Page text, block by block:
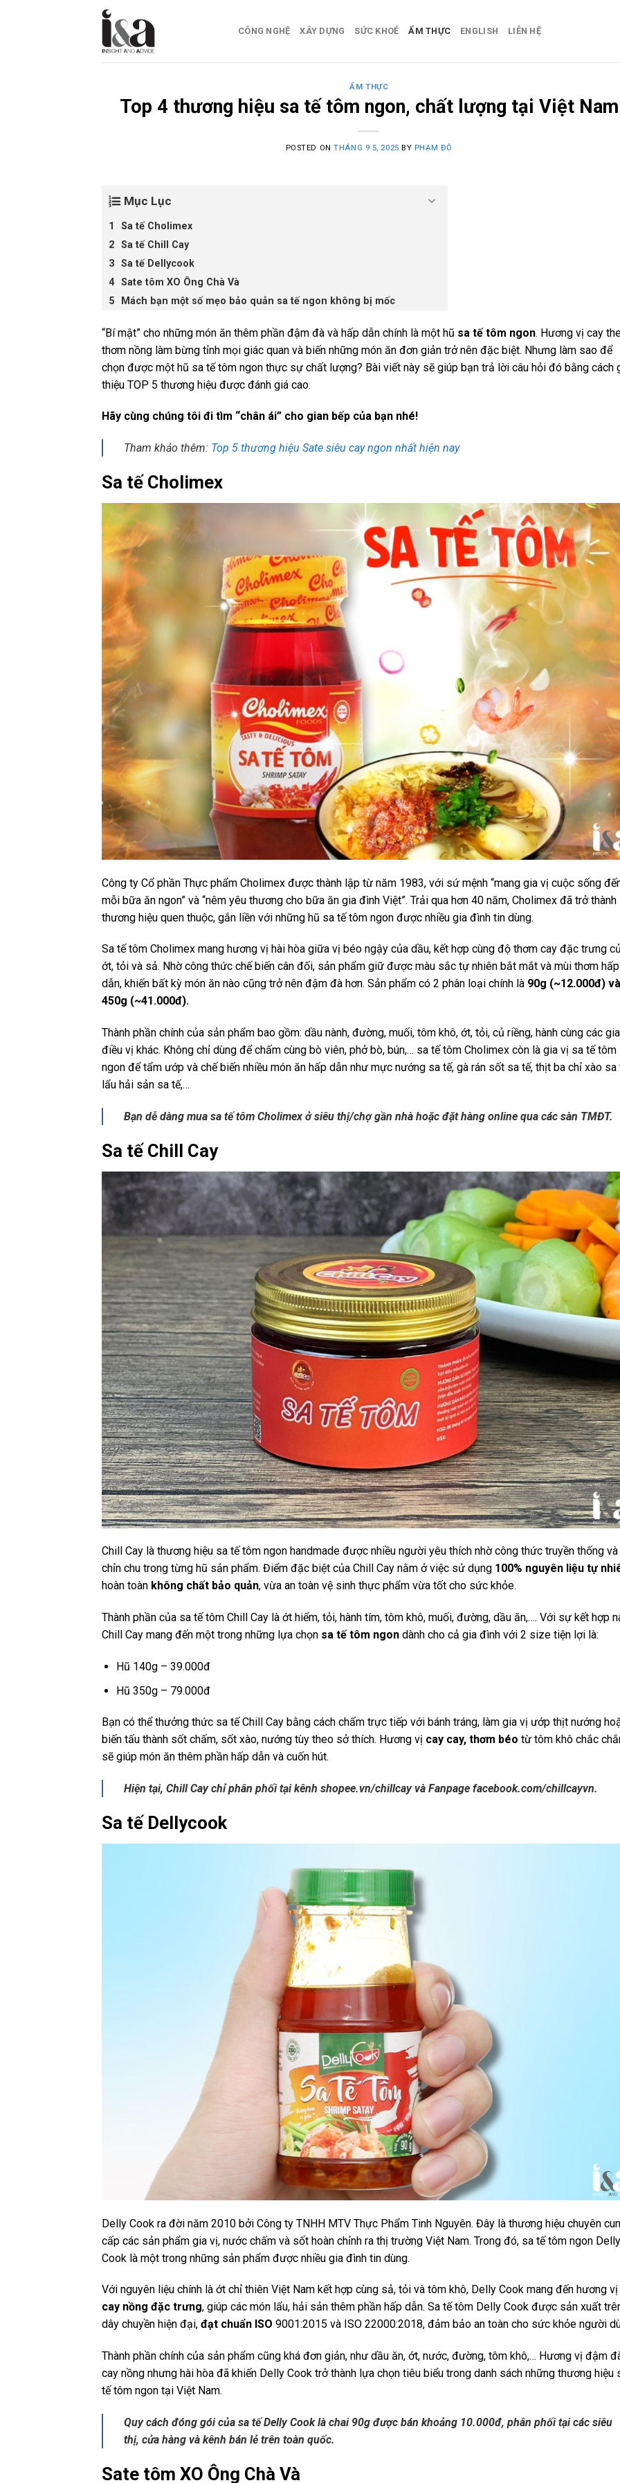
CÔNG NGHỆ XÂY DỰNG SỨC KHOẺ ẨM THỰC ENGLISH LIÊN HỆ
ẨM THỰC
Top 4 thương hiệu sa tế tôm ngon, chất lượng tại Việt Nam
POSTED ONTHÁNG 9 5, 2025 BY PHẠM ĐÔ
Mục Lục
Sa tế Cholimex
Sa tế Chill Cay
Sa tế Dellycook
Sate tôm XO Ông Chà Và
Mách bạn một số mẹo bảo quản sa tế ngon không bị mốc
“Bí mật” cho những món ăn thêm phần đậm đà và hấp dẫn chính là một hũ sa tế tôm ngon. Hương vị cay
thơm nồng làm bừng tỉnh mọi giác quan và biến những món ăn đơn giản trở nên đặc biệt. Nhưng làm sao để
chọn được một hũ sa tế tôm ngon thực sự chất lượng? Bài viết này sẽ giúp bạn trả lời câu hỏi đó bằng cách
thiệu TOP 5 thương hiệu được đánh giá cao.
Hãy cùng chúng tôi đi tìm “chân ái” cho gian bếp của bạn nhé!
Tham khảo thêm: Top 5 thương hiệu Sate siêu cay ngon nhất hiện nay
Sa tế Cholimex
Công ty Cổ phần Thực phẩm Cholimex được thành lập từ năm 1983, với sứ mệnh “mang gia vị cuộc sống
mỗi bữa ăn ngon” và “nêm yêu thương cho bữa ăn gia đình Việt”. Trải qua hơn 40 năm, Cholimex đã trở thành
thương hiệu quen thuộc, gắn liền với những hũ sa tế tôm ngon được nhiều gia đình tin dùng.
Sa tế tôm Cholimex mang hương vị hài hòa giữa vị béo ngậy của dầu, kết hợp cùng độ thơm cay đặc trưng
ớt, tỏi và sả. Nhờ công thức chế biến cân đối, sản phẩm giữ được màu sắc tự nhiên bắt mắt và mùi thơm hấp
dẫn, khiến bất kỳ món ăn nào cũng trở nên đậm đà hơn. Sản phẩm có 2 phân loại chính là 90g (~12.000đ) và
450g (~41.000đ).
Thành phần chính của sản phẩm bao gồm: dầu nành, đường, muối, tôm khô, ớt, tỏi, củ riềng, hành cùng các
điều vị khác. Không chỉ dùng để chấm cùng bò viên, phở bò, bún,… sa tế tôm Cholimex còn là gia vị sa tế tôm
ngon để tẩm ướp và chế biến nhiều món ăn hấp dẫn như mực nướng sa tế, gà rán sốt sa tế, thịt ba chỉ xào sa
lẩu hải sản sa tế,…
Bạn dễ dàng mua sa tế tôm Cholimex ở siêu thị/chợ gần nhà hoặc đặt hàng online qua các sàn TMĐT.
Sa tế Chill Cay
Chill Cay là thương hiệu sa tế tôm ngon handmade được nhiều người yêu thích nhờ công thức truyền thống
chỉn chu trong từng hũ sản phẩm. Điểm đặc biệt của Chill Cay nằm ở việc sử dụng 100% nguyên liệu tự
hoàn toàn không chất bảo quản, vừa an toàn vệ sinh thực phẩm vừa tốt cho sức khỏe.
Thành phần của sa tế tôm Chill Cay là ớt hiểm, tỏi, hành tím, tôm khô, muối, đường, dầu ăn,…. Với sự kết hợp
Chill Cay mang đến một trong những lựa chọn sa tế tôm ngon dành cho cả gia đình với 2 size tiện lợi là:
Hũ 140g – 39.000đ
Hũ 350g – 79.000đ
Bạn có thể thưởng thức sa tế Chill Cay bằng cách chấm trực tiếp với bánh tráng, làm gia vị ướp thịt nướng
biến tấu thành sốt chấm, sốt xào, nướng tùy theo sở thích. Hương vị cay cay, thơm béo từ tôm khô chắc
sẽ giúp món ăn thêm phần hấp dẫn và cuốn hút.
Hiện tại, Chill Cay chỉ phân phối tại kênh shopee.vn/chillcay và Fanpage facebook.com/chillcayvn.
Sa tế Dellycook
Delly Cook ra đời năm 2010 bởi Công ty TNHH MTV Thực Phẩm Tinh Nguyên. Đây là thương hiệu chuyên
cấp các sản phẩm gia vị, nước chấm và sốt hoàn chỉnh ra thị trường Việt Nam. Trong đó, sa tế tôm ngon Delly
Cook là một trong những sản phẩm được nhiều gia đình tin dùng.
Với nguyên liệu chính là ớt chỉ thiên Việt Nam kết hợp cùng sả, tỏi và tôm khô, Delly Cook mang đến hương vị
cay nồng đặc trưng, giúp các món lẩu, hải sản thêm phần hấp dẫn. Sa tế tôm Delly Cook được sản xuất
dây chuyền hiện đại, đạt chuẩn ISO 9001:2015 và ISO 22000:2018, đảm bảo an toàn cho sức khỏe người
Thành phần chính của sản phẩm cũng khá đơn giản, như dầu ăn, ớt, nước, đường, tôm khô,… Hương vị đậm
cay nồng nhưng hài hòa đã khiến Delly Cook trở thành lựa chọn tiêu biểu trong danh sách những thương hiệu
tế tôm ngon tại Việt Nam.
Quy cách đóng gói của sa tế Delly Cook là chai 90g được bán khoảng 10.000đ, phân phối tại các siêu
thị, cửa hàng và kênh bán lẻ trên toàn quốc.
Sate tôm XO Ông Chà Và